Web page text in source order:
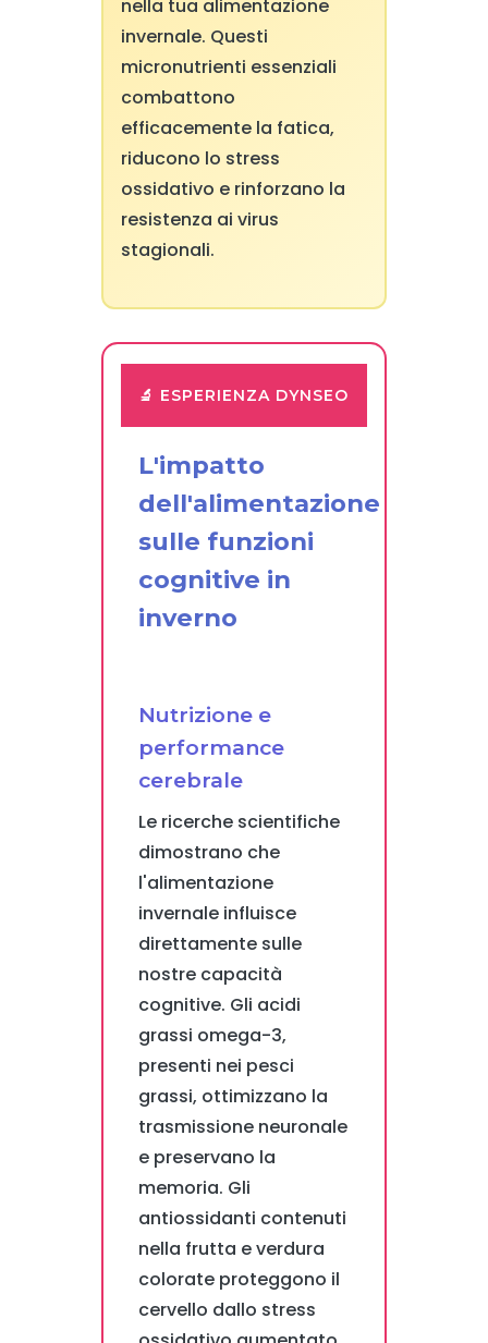
nella tua alimentazione
invernale. Questi
micronutrienti essenziali
combattono
efficacemente la fatica,
riducono lo stress
ossidativo e rinforzano la
resistenza ai virus
stagionali.
🔬 ESPERIENZA DYNSEO
L'impatto
dell'alimentazione
sulle funzioni
cognitive in
inverno
Nutrizione e
performance
cerebrale
Le ricerche scientifiche
dimostrano che
l'alimentazione
invernale influisce
direttamente sulle
nostre capacità
cognitive. Gli acidi
grassi omega-3,
presenti nei pesci
grassi, ottimizzano la
trasmissione neuronale
e preservano la
memoria. Gli
antiossidanti contenuti
nella frutta e verdura
colorate proteggono il
cervello dallo stress